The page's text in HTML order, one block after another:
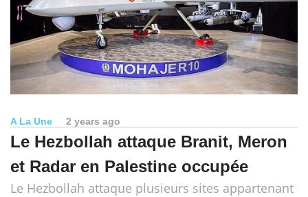
A La Une 2 years ago
Le Hezbollah attaque Branit, Meron
et Radar en Palestine occupée
Le Hezbollah attaque plusieurs sites appartenant